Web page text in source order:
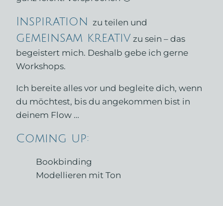
Inspiration zu teilen und
gemeinsam kreativ zu sein – das
begeistert mich. Deshalb gebe ich gerne
Workshops.
Ich bereite alles vor und begleite dich, wenn
du möchtest, bis du angekommen bist in
deinem Flow …
Coming up:
Bookbinding
Modellieren mit Ton